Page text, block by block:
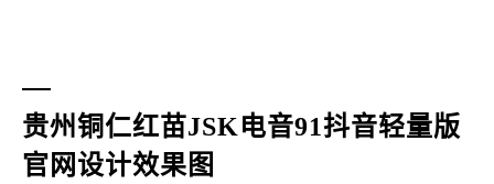
贵州铜仁红苗JSK电音91抖音轻量版
官网设计效果图